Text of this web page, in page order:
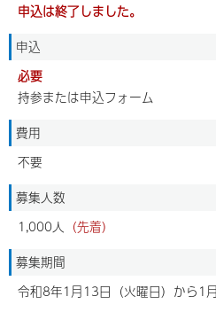
申込は終了しました。
申込
必要
持参または申込フォーム
費用
不要
募集人数
1,000人 （先着）
募集期間
令和8年1月13日（火曜日）から1